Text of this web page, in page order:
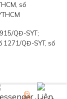
số
QĐ-SYT;
1271/QĐ-SYT, số